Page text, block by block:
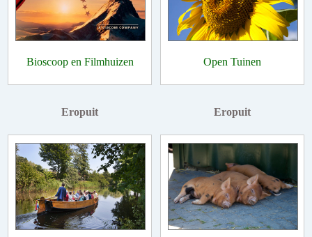
Bioscoop en Filmhuizen Open Tuinen
Eropuit Eropuit